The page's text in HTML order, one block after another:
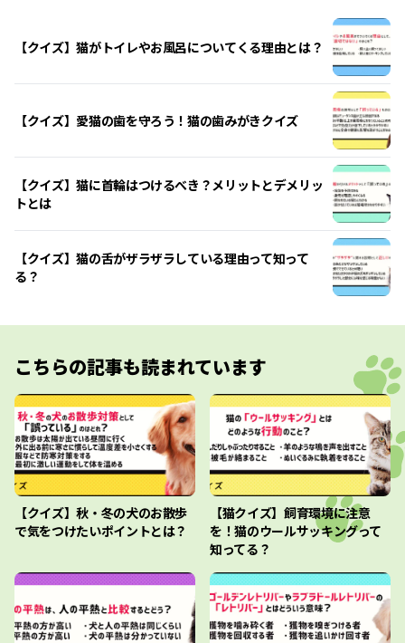
【クイズ】猫がトイレやお風呂についてくる理由とは？
【クイズ】愛猫の歯を守ろう！猫の歯みがきクイズ
【クイズ】猫に首輪はつけるべき？メリットとデメリッ
トとは
【クイズ】猫の舌がザラザラしている理由って知って
る？
こちらの記事も読まれています
【クイズ】秋・冬の犬のお散歩
で気をつけたいポイントとは？
【猫クイズ】飼育環境に注意
を！猫のウールサッキングって
知ってる？